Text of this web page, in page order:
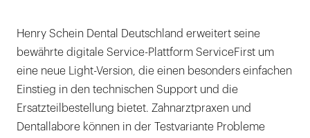
Henry Schein Dental Deutschland erweitert seine
bewährte digitale Service-Plattform ServiceFirst um
eine neue Light-Version, die einen besonders einfachen
Einstieg in den technischen Support und die
Ersatzteilbestellung bietet. Zahnarztpraxen und
Dentallabore können in der Testvariante Probleme